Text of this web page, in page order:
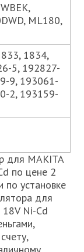
ML180,
1834,
5, 192827-
9, 193061-
2, 193159-
для MAKITA
по цене 2
по установке
для
Ni-Cd